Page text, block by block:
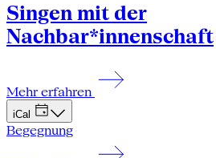
Singen mit der
Nachbar*innenschaft
Mehr erfahren
iCal
Begegnung